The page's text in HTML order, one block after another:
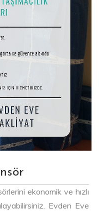
ekonomik ve hızlı
Evden Eve